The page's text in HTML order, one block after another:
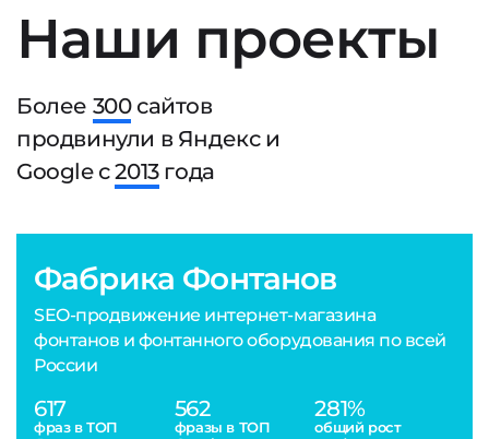
Наши проекты
Более 300сайтов
продвинули в Яндекс и
Google с2013года
Фабрика Фонтанов
SEO-продвижение интернет-магазина
фонтанов и фонтанного оборудования по всей
России
617
фраз в ТОП
562
фразы в ТОП
281%
общий рост